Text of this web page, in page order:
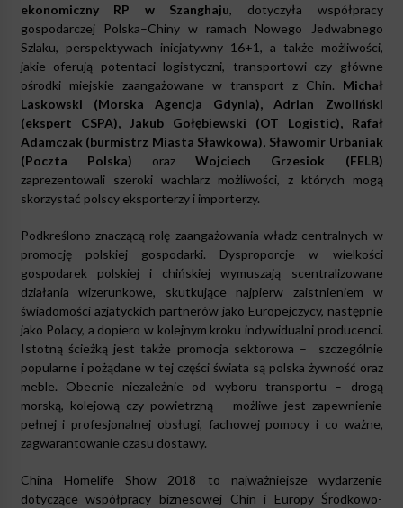
ekonomiczny RP w Szanghaju, dotyczyła współpracy
gospodarczej Polska–Chiny w ramach Nowego Jedwabnego
Szlaku, perspektywach inicjatywny 16+1, a także możliwości,
jakie oferują potentaci logistyczni, transportowi czy główne
ośrodki miejskie zaangażowane w transport z Chin. Michał
Laskowski (Morska Agencja Gdynia), Adrian Zwoliński
(ekspert CSPA), Jakub Gołębiewski (OT Logistic), Rafał
Adamczak (burmistrz Miasta Sławkowa), Sławomir Urbaniak
(Poczta Polska) orazWojciech Grzesiok (FELB)
zaprezentowali szeroki wachlarz możliwości, z których mogą
skorzystać polscy eksporterzy i importerzy.
Podkreślono znaczącą rolę zaangażowania władz centralnych w
promocję polskiej gospodarki. Dysproporcje w wielkości
gospodarek polskiej i chińskiej wymuszają scentralizowane
działania wizerunkowe, skutkujące najpierw zaistnieniem w
świadomości azjatyckich partnerów jako Europejczycy, następnie
jako Polacy, a dopiero w kolejnym kroku indywidualni producenci.
Istotną ścieżką jest także promocja sektorowa –
szczególnie
popularne i pożądane w tej części świata są polska żywność oraz
meble. Obecnie niezależnie od wyboru transportu – drogą
morską, kolejową czy powietrzną – możliwe jest zapewnienie
pełnej i profesjonalnej obsługi, fachowej pomocy i co ważne,
zagwarantowanie czasu dostawy.
China Homelife Show 2018 to najważniejsze wydarzenie
dotyczące współpracy biznesowej Chin i Europy Środkowo-